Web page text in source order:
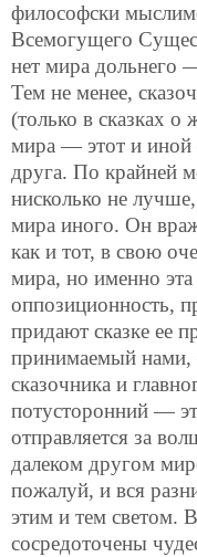
философски
Всемогущего
нет мира дольнего
Тем не менее,
(только в сказках
мира — этот и
друга. По крайней
нисколько не
мира иного. Он
как и тот, в свою
мира, но именно
оппозиционность,
придают сказке ее
принимаемый нами,
сказочника и
потусторонний —
отправляется за
далеком другом
пожалуй, и вся
этим и тем светом.
сосредоточены